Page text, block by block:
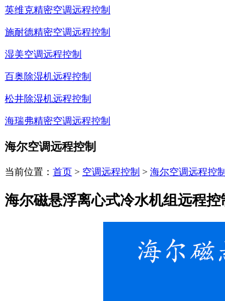
英维克精密空调远程控制
施耐德精密空调远程控制
湿美空调远程控制
百奥除湿机远程控制
松井除湿机远程控制
海瑞弗精密空调远程控制
海尔空调远程控制
当前位置： 首页 > 空调远程控制 > 海尔空调远程控制
海尔磁悬浮离心式冷水机组远程控